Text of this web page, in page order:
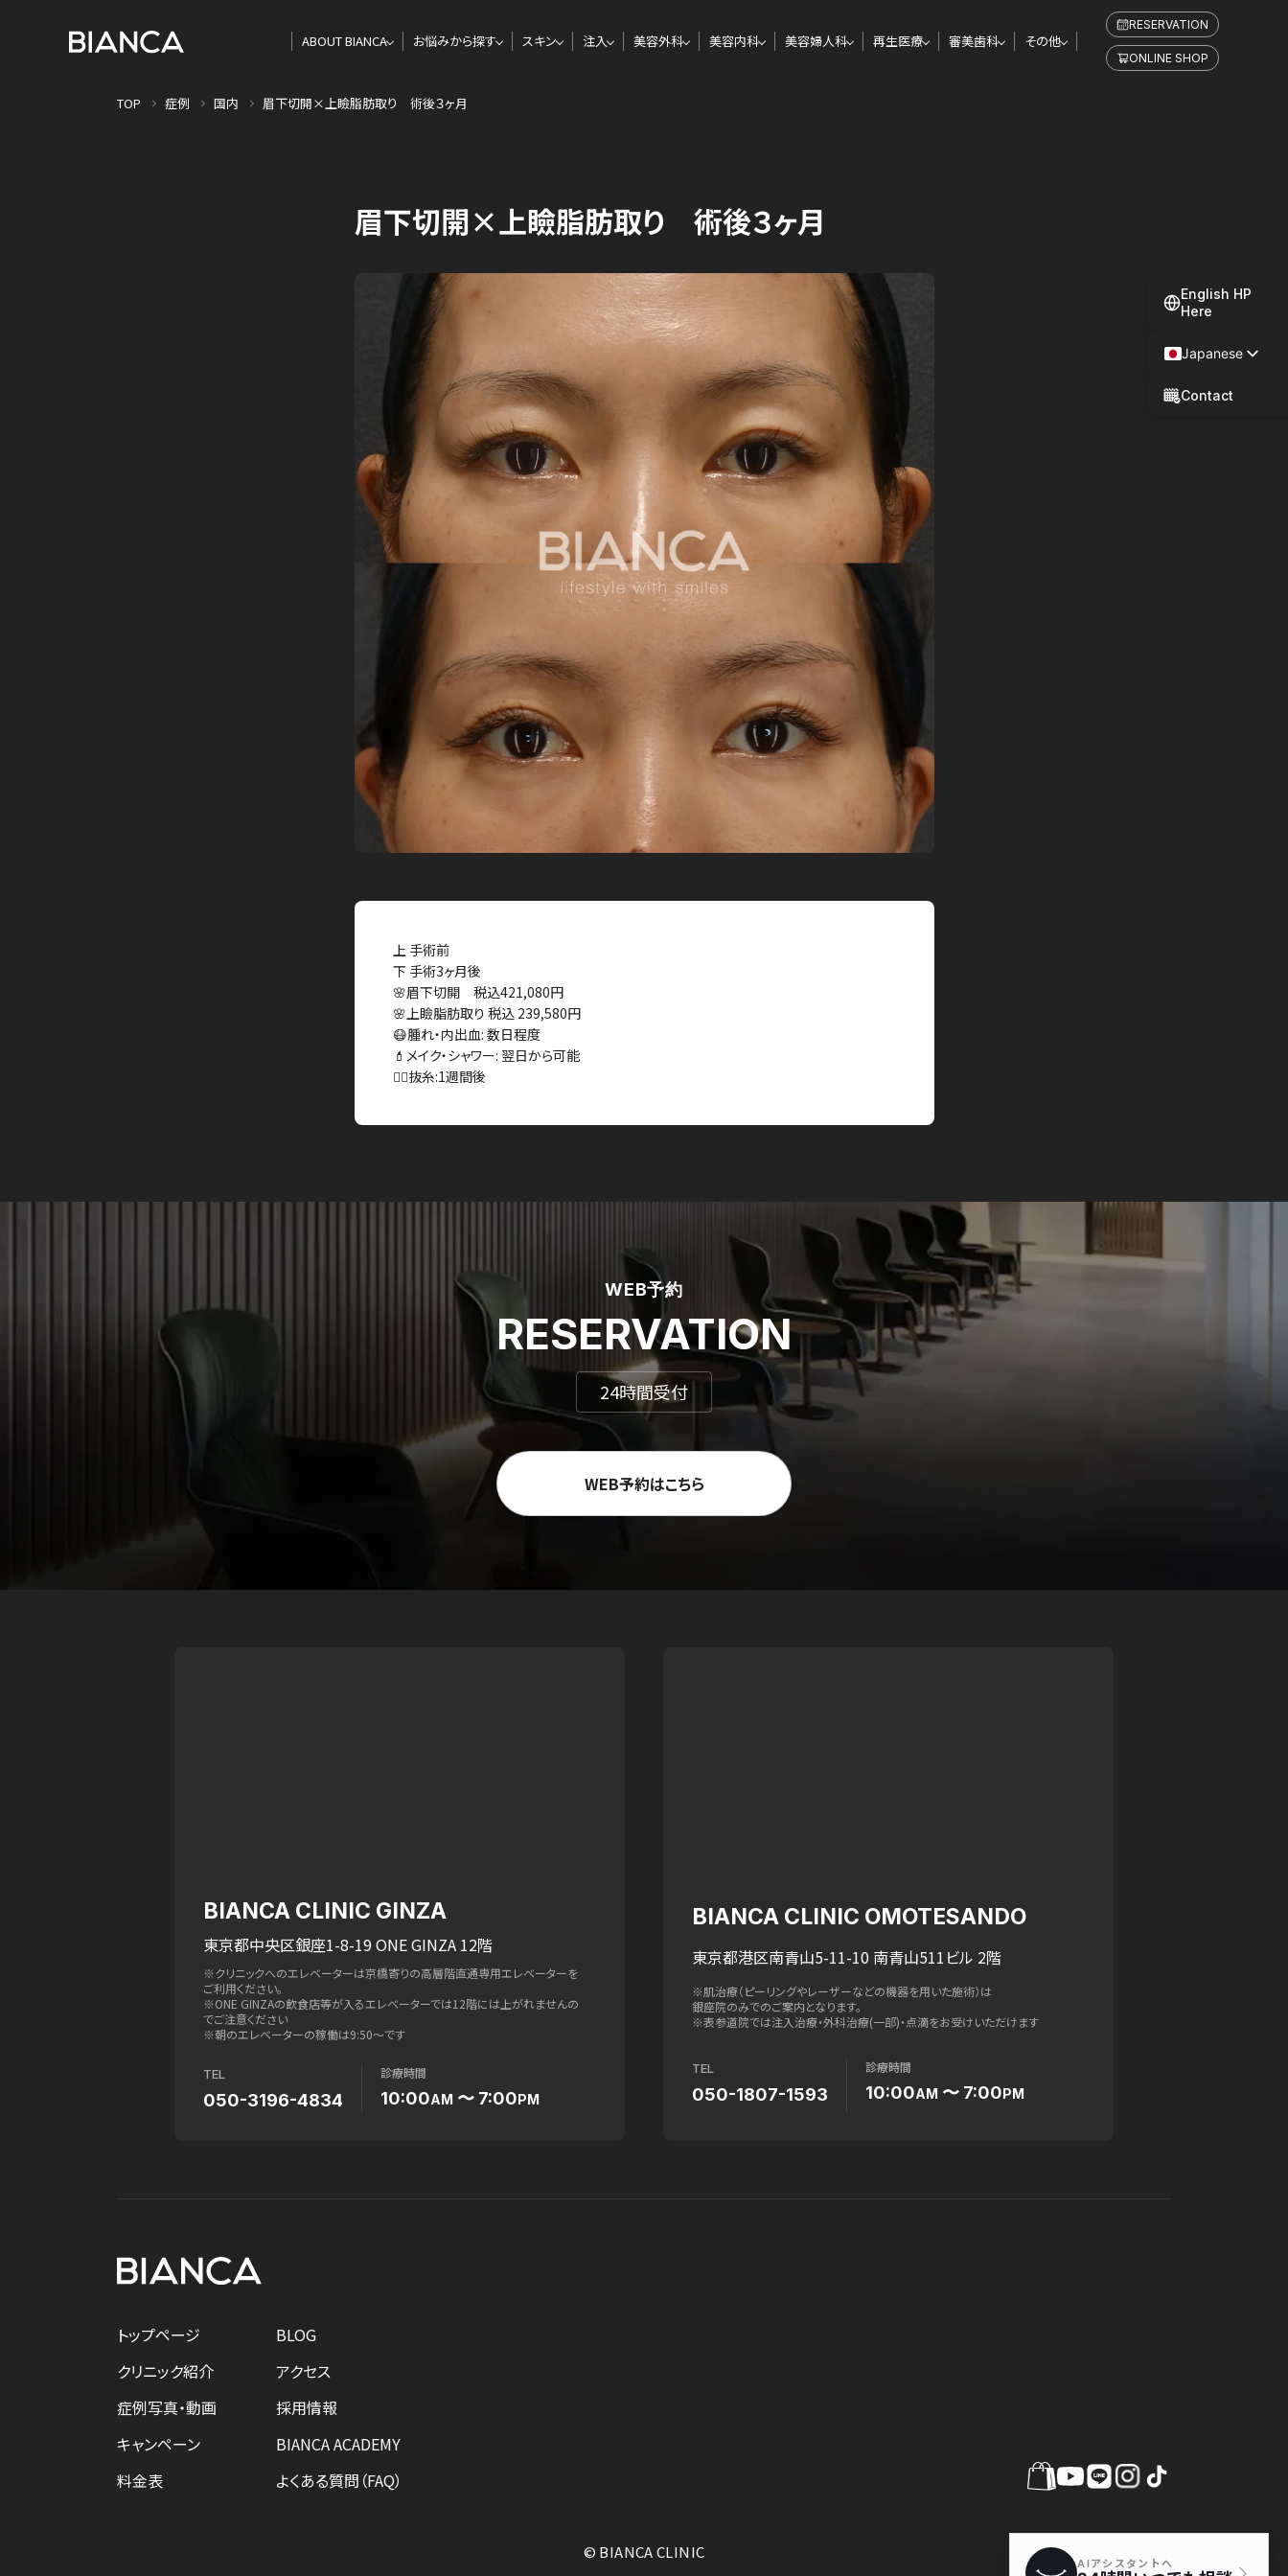
ABOUT BIANCA お悩みから探す スキン 注入 美容外科 美容内科 美容婦人科 再生医療 審美歯科 その他
RESERVATION
ONLINE SHOP
TOP 症例 国内 眉下切開×上瞼脂肪取り 術後３ヶ月
眉下切開×上瞼脂肪取り 術後３ヶ月
上 手術前
下 手術3ヶ月後
🌸眉下切開 税込421,080円
🌸上瞼脂肪取り 税込 239,580円
😷腫れ・内出血: 数日程度
💄メイク・シャワー: 翌日から可能
👩‍⚕️抜糸:1週間後
WEB予約
RESERVATION
24時間受付
WEB予約はこちら
English HP
Here
Japanese
Contact
BIANCA CLINIC GINZA
東京都中央区銀座1-8-19 ONE GINZA 12階
※クリニックへのエレベーターは京橋寄りの高層階直通専用エレベーターを
ご利用ください。
※ONE GINZAの飲食店等が入るエレベーターでは12階には上がれませんの
でご注意ください
※朝のエレベーターの稼働は9:50〜です
TEL
050-3196-4834
診療時間
10:00AM 〜 7:00PM
BIANCA CLINIC OMOTESANDO
東京都港区南青山5-11-10 南青山511ビル 2階
※肌治療（ピーリングやレーザーなどの機器を用いた施術）は
銀座院のみでのご案内となります。
※表参道院では注入治療・外科治療(一部)・点滴をお受けいただけます
TEL
050-1807-1593
診療時間
10:00AM 〜 7:00PM
トップページ
クリニック紹介
症例写真・動画
キャンペーン
料金表
BLOG
アクセス
採用情報
BIANCA ACADEMY
よくある質問（FAQ）
© BIANCA CLINIC